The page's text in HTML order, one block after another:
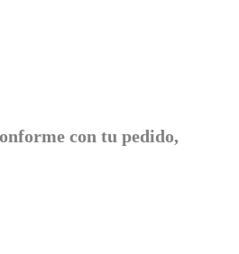
con tu pedido,